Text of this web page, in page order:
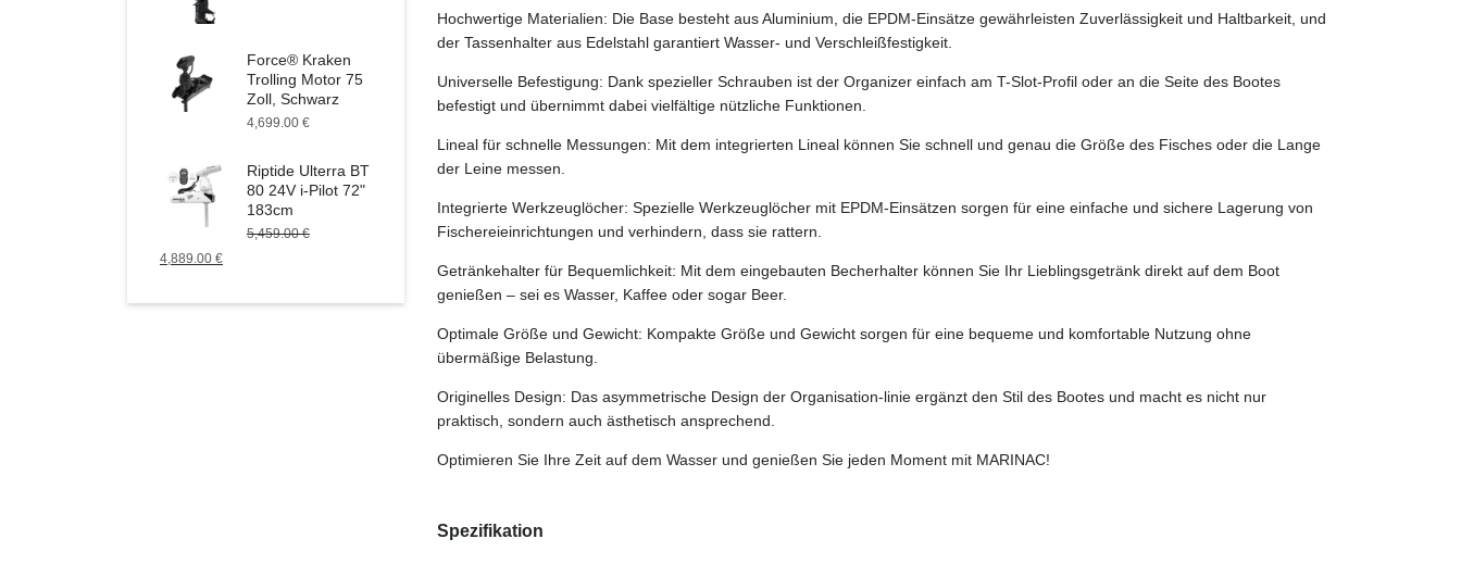
Hochwertige Materialien: Die Base besteht aus Aluminium, die EPDM-Einsätze gewährleisten Zuverlässigkeit und Haltbarkeit, und
der Tassenhalter aus Edelstahl garantiert Wasser- und Verschleißfestigkeit.
Universelle Befestigung: Dank spezieller Schrauben ist der Organizer einfach am T-Slot-Profil oder an die Seite des Bootes
befestigt und übernimmt dabei vielfältige nützliche Funktionen.
Lineal für schnelle Messungen: Mit dem integrierten Lineal können Sie schnell und genau die Größe des Fisches oder die Lange
der Leine messen.
Integrierte Werkzeuglöcher: Spezielle Werkzeuglöcher mit EPDM-Einsätzen sorgen für eine einfache und sichere Lagerung von
Fischereieinrichtungen und verhindern, dass sie rattern.
Getränkehalter für Bequemlichkeit: Mit dem eingebauten Becherhalter können Sie Ihr Lieblingsgetränk direkt auf dem Boot
genießen – sei es Wasser, Kaffee oder sogar Beer.
Optimale Größe und Gewicht: Kompakte Größe und Gewicht sorgen für eine bequeme und komfortable Nutzung ohne
übermäßige Belastung.
Originelles Design: Das asymmetrische Design der Organisation-linie ergänzt den Stil des Bootes und macht es nicht nur
praktisch, sondern auch ästhetisch ansprechend.
Optimieren Sie Ihre Zeit auf dem Wasser und genießen Sie jeden Moment mit MARINAC!
Spezifikation
Force® Kraken
Trolling Motor 75
Zoll, Schwarz
4,699.00 €
Riptide Ulterra BT
80 24V i-Pilot 72"
183cm
5,459.00€
4,889.00 €